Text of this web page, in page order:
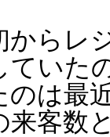
からレ
ていた
のは最
来客数